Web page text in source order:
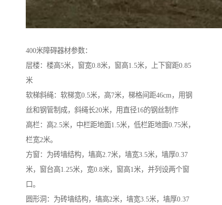
400米障碍器材参数：
层楼：楼高5米，窗宽0.8米，窗高1.5米，上下窗距0.85
米
软梯斜绳：软梯宽0.5米，高7米，梯格间距46cm，用钢
丝和钢管制成，斜绳长20米，用直径16的钢丝制作
高栏：高2.5米，中栏距地面1.5米，低栏距地面0.75米，
栏宽2米。
方窗：为砖墙结构，墙高2.7米，墙宽3.5米，墙厚0.37
米，窗台高1.25米，宽0.8米，窗高1米，并列设两个窗
口。
圆形洞：为砖墙结构，墙高2米，墙宽3.5米，墙厚0.37